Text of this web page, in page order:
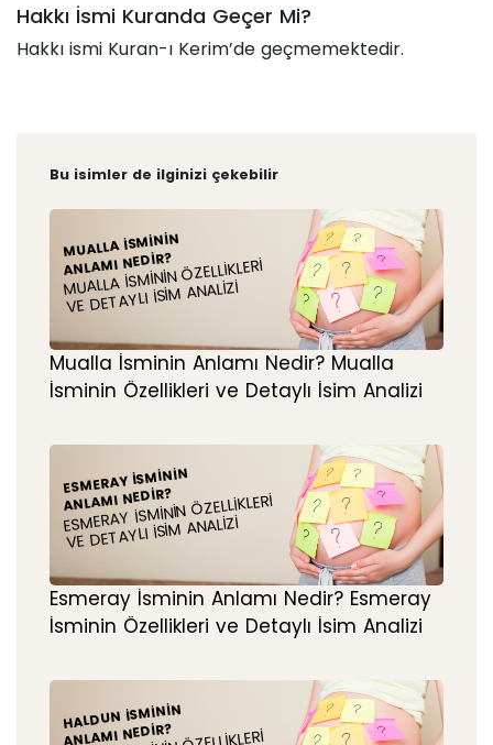
Hakkı İsmi Kuranda Geçer Mi?
Hakkı ismi Kuran-ı Kerim’de geçmemektedir.
Bu isimler de ilginizi çekebilir
MUALLA İSMININ
ANLAMI NEDIR?
MUALLA İSMININ ÖZELLIKLERI
VE DETAYLI İSIM ANALIZI
Mualla İsminin Anlamı Nedir? Mualla
İsminin Özellikleri ve Detaylı İsim Analizi
ESMERAY İSMININ
ANLAMI NEDIR?
ESMERAY İSMININ ÖZELLIKLERI
VE DETAYLI İSIM ANALIZI
Esmeray İsminin Anlamı Nedir? Esmeray
İsminin Özellikleri ve Detaylı İsim Analizi
HALDUN İSMININ
ANLAMI NEDIR?